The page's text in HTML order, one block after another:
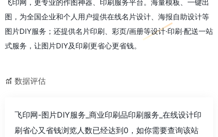
飞印网，更专业的作图神器、印刷服务平台。海量模板、一键出
图，为全国企业和个人用户提供在线名片设计、海报自助设计等
图片DIY服务；还提供名片印刷、彩页/画册等设计·印刷·配送一站
式服务，让图片DIY及印刷更省心更省钱。
数据评估
飞印网-图片DIY服务_商业印刷品印刷服务_在线设计印
刷省心又省钱浏览人数已经达到0，如你需要查询该站